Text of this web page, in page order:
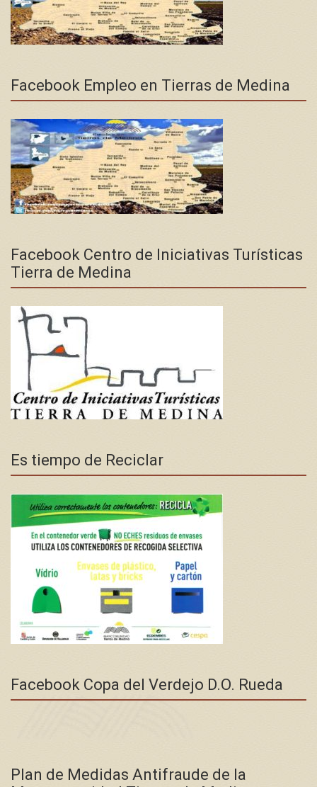
Facebook Empleo en Tierras de Medina
Facebook Centro de Iniciativas Turísticas
Tierra de Medina
Es tiempo de Reciclar
Facebook Copa del Verdejo D.O. Rueda
Plan de Medidas Antifraude de la